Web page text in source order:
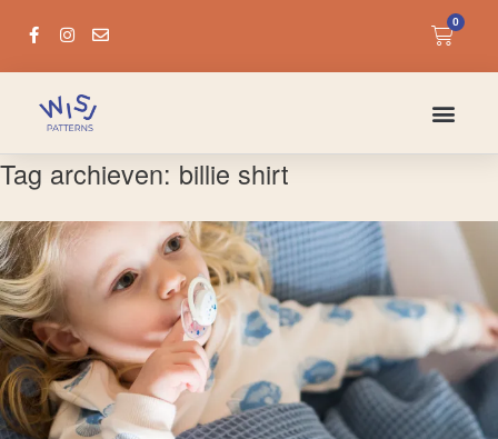
0
Tag archieven: billie shirt